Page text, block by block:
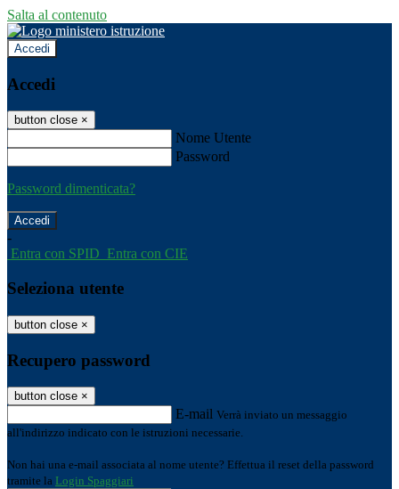
Salta al contenuto
Accedi
Accedi
button close ×
Nome Utente
Password
Password dimenticata?
-
Entra con SPID Entra con CIE
Seleziona utente
button close ×
Recupero password
button close ×
E-mail Verrà inviato un messaggio
all'indirizzo indicato con le istruzioni necessarie.
Non hai una e-mail associata al nome utente? Effettua il reset della password
tramite la Login Spaggiari